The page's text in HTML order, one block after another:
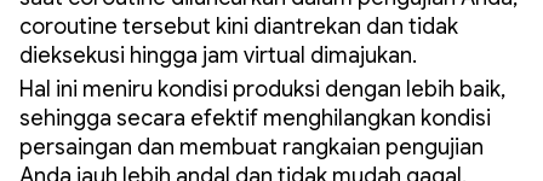
coroutine tersebut kini diantrekan dan tidak
dieksekusi hingga jam virtual dimajukan.
Hal ini meniru kondisi produksi dengan lebih baik,
sehingga secara efektif menghilangkan kondisi
persaingan dan membuat rangkaian pengujian